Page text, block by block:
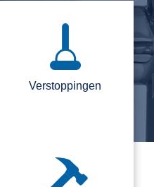
Verstoppingen
loodgieter.
direct